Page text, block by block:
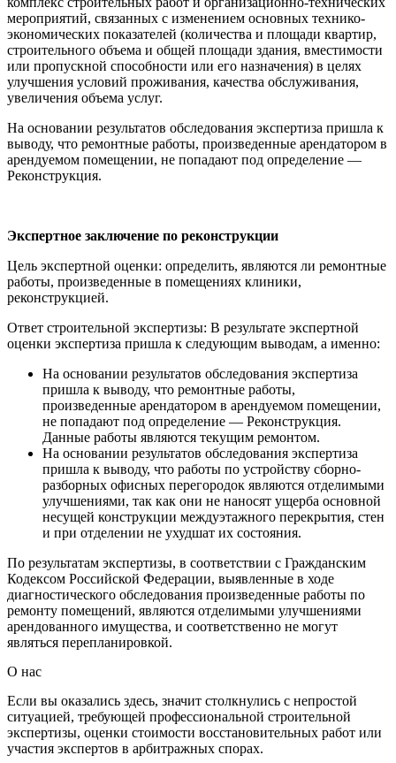
мероприятий, связанных с изменением основных технико-
экономических показателей (количества и площади квартир,
строительного объема и общей площади здания, вместимости
или пропускной способности или его назначения) в целях
улучшения условий проживания, качества обслуживания,
увеличения объема услуг.
На основании результатов обследования экспертиза пришла к
выводу, что ремонтные работы, произведенные арендатором в
арендуемом помещении, не попадают под определение —
Реконструкция.
Экспертное заключение по реконструкции
Цель экспертной оценки: определить, являются ли ремонтные
работы, произведенные в помещениях клиники,
реконструкцией.
Ответ строительной экспертизы: В результате экспертной
оценки экспертиза пришла к следующим выводам, а именно:
На основании результатов обследования экспертиза
пришла к выводу, что ремонтные работы,
произведенные арендатором в арендуемом помещении,
не попадают под определение — Реконструкция.
Данные работы являются текущим ремонтом.
На основании результатов обследования экспертиза
пришла к выводу, что работы по устройству сборно-
разборных офисных перегородок являются отделимыми
улучшениями, так как они не наносят ущерба основной
несущей конструкции междуэтажного перекрытия, стен
и при отделении не ухудшат их состояния.
По результатам экспертизы, в соответствии с Гражданским
Кодексом Российской Федерации, выявленные в ходе
диагностического обследования произведенные работы по
ремонту помещений, являются отделимыми улучшениями
арендованного имущества, и соответственно не могут
являться перепланировкой.
О нас
Если вы оказались здесь, значит столкнулись с непростой
ситуацией, требующей профессиональной строительной
экспертизы, оценки стоимости восстановительных работ или
участия экспертов в арбитражных спорах.